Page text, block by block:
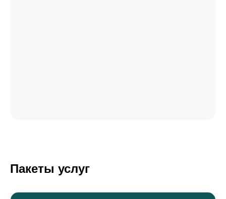
Пакеты услуг